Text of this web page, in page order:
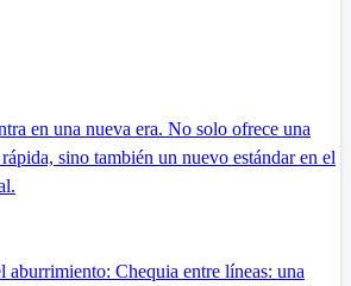
en una nueva era. No solo ofrece una
sino también un nuevo estándar en el
aburrimiento: Chequia entre líneas: una